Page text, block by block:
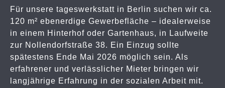
Für unsere tageswerkstatt in Berlin suchen wir ca.
120 m² ebenerdige Gewerbefläche – idealerweise
in einem Hinterhof oder Gartenhaus, in Laufweite
zur Nollendorfstraße 38. Ein Einzug sollte
spätestens Ende Mai 2026 möglich sein. Als
erfahrener und verlässlicher Mieter bringen wir
langjährige Erfahrung in der sozialen Arbeit mit.